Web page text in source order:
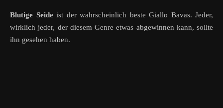
Blutige Seideist der wahrscheinlich beste Giallo Bavas. Jeder,
wirklich jeder, der diesem Genre etwas abgewinnen kann, sollte
ihn gesehen haben.